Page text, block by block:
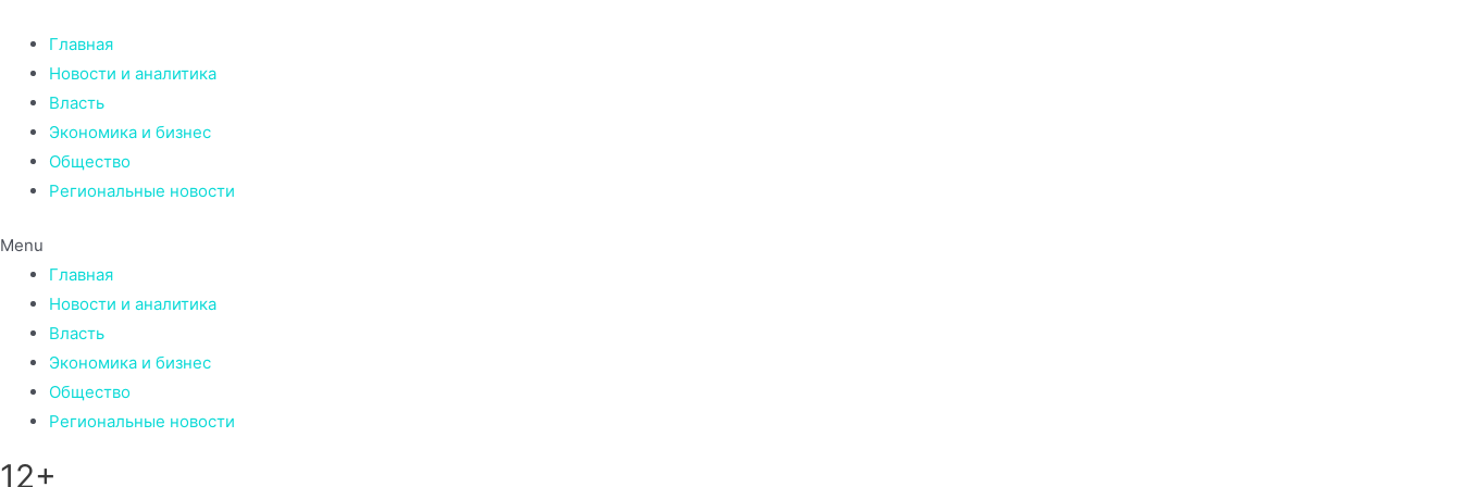
содержимому
Главная
Новости и аналитика
Власть
Экономика и бизнес
Общество
Региональные новости
Menu
Главная
Новости и аналитика
Власть
Экономика и бизнес
Общество
Региональные новости
12+